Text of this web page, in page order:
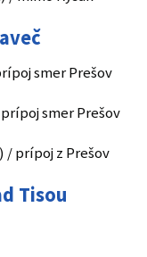
smer Prešov
prípoj smer Prešov
/ prípoj z Prešov
Tisou